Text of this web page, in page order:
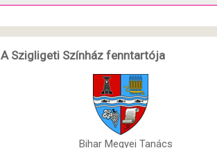
A Szigligeti Színház fenntartója
Bihar Megyei Tanács